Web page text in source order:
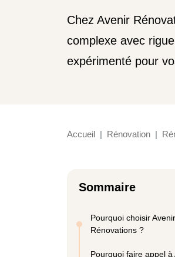
Chez Avenir
complexe avec
expérimenté pour
Accueil Rénovation
Sommaire
Pourquoi choisir Avenir
Rénovations ?
Pourquoi faire appel à